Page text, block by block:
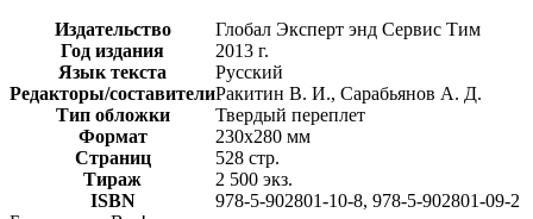
Издательство
Глобал Эксперт энд Сервис Тим
Год издания
2013 г.
Язык текста
Русский
Редакторы/составителиРакитин В. И., Сарабьянов А. Д.
Тип обложки
Твердый переплет
Формат
230х280 мм
Страниц
528 стр.
Тираж
2 500 экз.
ISBN
978-5-902801-10-8, 978-5-902801-09-2